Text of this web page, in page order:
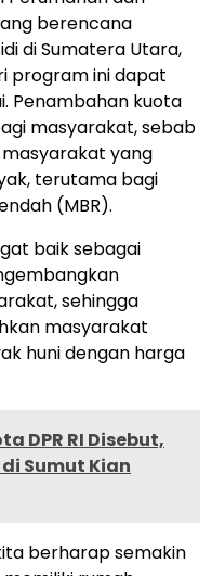
berencana
di Sumatera Utara,
program ini dapat
Penambahan kuota
masyarakat, sebab
yang
terutama bagi
(MBR).
baik sebagai
sehingga
masyarakat
huni dengan harga
DPR RI Disebut,
di Sumut Kian
berharap semakin